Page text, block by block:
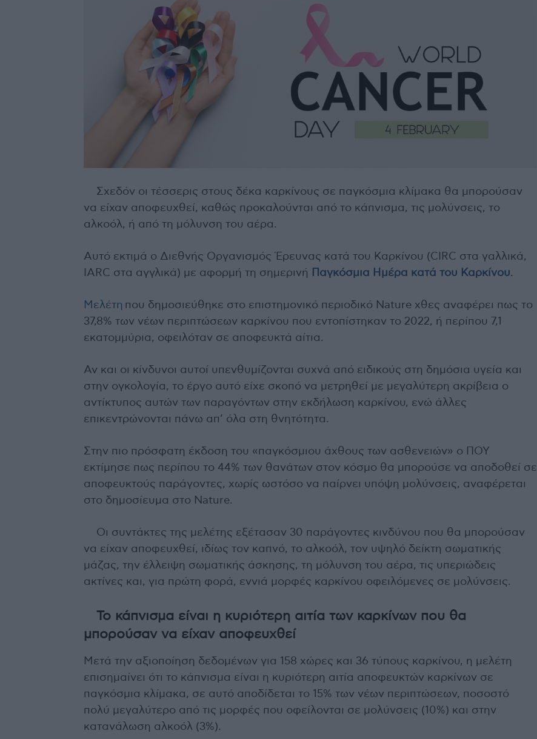
Σχεδόν οι τέσσερις στους δέκα καρκίνους σε παγκόσμια κλίμακα θα μπορούσαν
να είχαν αποφευχθεί, καθώς προκαλούνται από το κάπνισμα, τις μολύνσεις, το
αλκοόλ, ή από τη μόλυνση του αέρα.
Αυτό εκτιμά ο Διεθνής Οργανισμός Έρευνας κατά του Καρκίνου (CIRC στα γαλλικά,
IARC στα αγγλικά) με αφορμή τη σημερινή
Παγκόσμια Ημέρα κατά του Καρκίνου.
Μελέτη που δημοσιεύθηκε στο επιστημονικό περιοδικό Nature χθες αναφέρει πως το
37,8% των νέων περιπτώσεων καρκίνου που εντοπίστηκαν το 2022, ή περίπου 7,1
εκατομμύρια, οφειλόταν σε αποφευκτά αίτια.
Αν και οι κίνδυνοι αυτοί υπενθυμίζονται συχνά από ειδικούς στη δημόσια υγεία και
στην ογκολογία, το έργο αυτό είχε σκοπό να μετρηθεί με μεγαλύτερη ακρίβεια ο
αντίκτυπος αυτών των παραγόντων στην εκδήλωση καρκίνου, ενώ άλλες
επικεντρώνονται πάνω απ’ όλα στη θνητότητα.
Στην πιο πρόσφατη έκδοση του «παγκόσμιου άχθους των ασθενειών» ο ΠΟΥ
εκτίμησε πως περίπου το 44% των θανάτων στον κόσμο θα μπορούσε να αποδοθεί σε
αποφευκτούς παράγοντες, χωρίς ωστόσο να παίρνει υπόψη μολύνσεις, αναφέρεται
στο δημοσίευμα στο Nature.
Οι συντάκτες της μελέτης εξέτασαν 30 παράγοντες κινδύνου που θα μπορούσαν
να είχαν αποφευχθεί, ιδίως τον καπνό, το αλκοόλ, τον υψηλό δείκτη σωματικής
μάζας, την έλλειψη σωματικής άσκησης, τη μόλυνση του αέρα, τις υπεριώδεις
ακτίνες και, για πρώτη φορά, εννιά μορφές καρκίνου οφειλόμενες σε μολύνσεις.
Το κάπνισμα είναι η κυριότερη αιτία των καρκίνων που θα
μπορούσαν να είχαν αποφευχθεί
Μετά την αξιοποίηση δεδομένων για 158 χώρες και 36 τύπους καρκίνου, η μελέτη
επισημαίνει ότι το κάπνισμα είναι η κυριότερη αιτία αποφευκτών καρκίνων σε
παγκόσμια κλίμακα, σε αυτό αποδίδεται το 15% των νέων περιπτώσεων, ποσοστό
πολύ μεγαλύτερο από τις μορφές που οφείλονται σε μολύνσεις (10%) και στην
κατανάλωση αλκοόλ (3%).